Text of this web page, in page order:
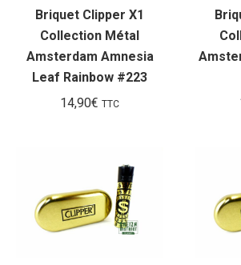
Briquet Clipper X1
Collection Métal
Amsterdam Amnesia
Leaf Rainbow #223
14,90€ TTC